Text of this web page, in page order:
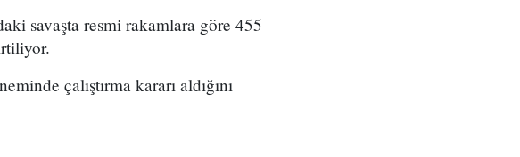
savaşta resmi rakamlara göre 455
çalıştırma kararı aldığını